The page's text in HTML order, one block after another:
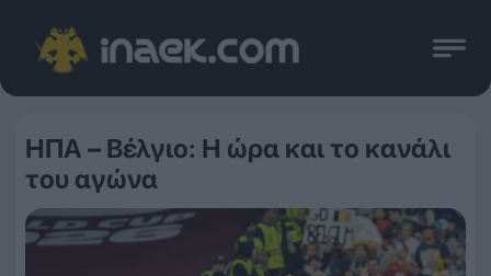
ΗΠΑ – Βέλγιο: Η ώρα και το κανάλι
του αγώνα